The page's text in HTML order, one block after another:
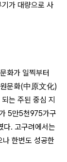
가 대량으로 사
화가 일찍부터
원문화(中原文化)
는 주된 중심 지
5만5천975가구
. 고구려에서는
나 한번도 성공한